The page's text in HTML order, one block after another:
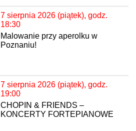
7 sierpnia 2026 (piątek), godz.
18:30
Malowanie przy aperolku w
Poznaniu!
7 sierpnia 2026 (piątek), godz.
19:00
CHOPIN & FRIENDS –
KONCERTY FORTEPIANOWE